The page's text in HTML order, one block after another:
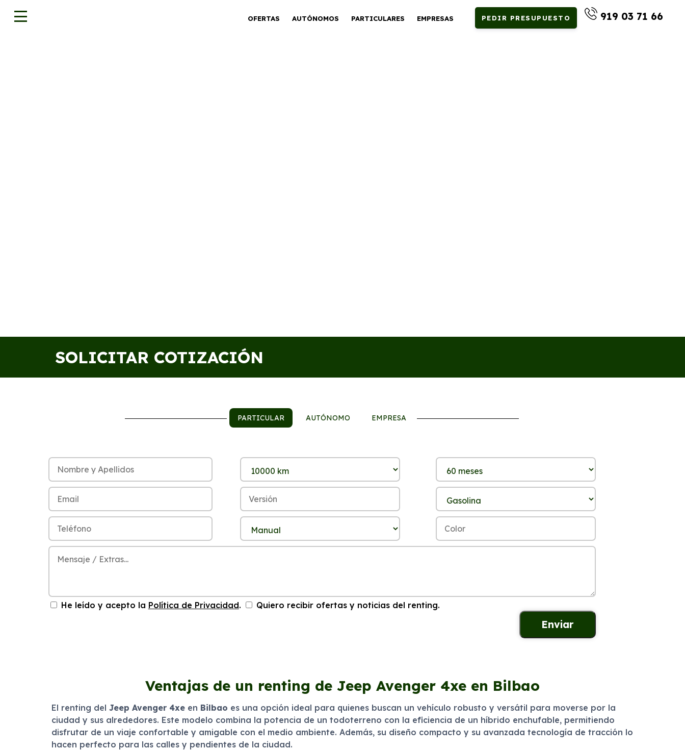
OFERTAS AUTÓNOMOS PARTICULARES EMPRESAS PEDIR PRESUPUESTO 919 03 71 66
SOLICITAR COTIZACIÓN
PARTICULAR AUTÓNOMO EMPRESA
He leído y acepto la Política de Privacidad. Quiero recibir ofertas y noticias del renting.
Ventajas de un renting de Jeep Avenger 4xe en Bilbao
El renting del Jeep Avenger 4xeen Bilbao es una opción ideal para quienes buscan un vehículo robusto y versátil para moverse por la
ciudad y sus alrededores. Este modelo combina la potencia de un todoterreno con la eficiencia de un híbrido enchufable, permitiendo
disfrutar de un viaje confortable y amigable con el medio ambiente. Además, su diseño compacto y su avanzada tecnología de tracción lo
hacen perfecto para las calles y pendientes de la ciudad.